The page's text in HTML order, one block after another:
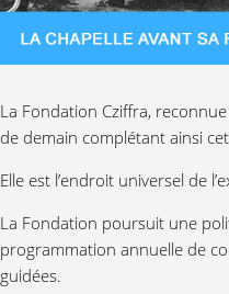
La Fondation Cziffra,
de demain complétant ainsi
Elle est l’endroit universel de
La Fondation poursuit une
programmation annuelle de
guidées.